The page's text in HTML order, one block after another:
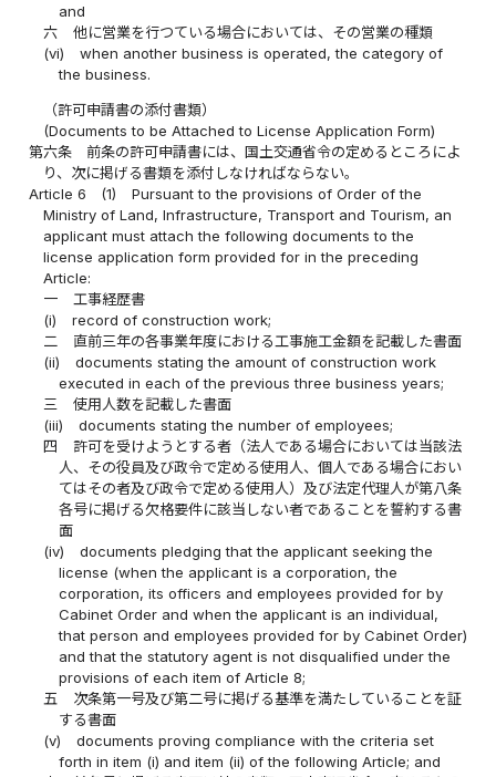
and
六
他に営業を行つている場合においては、その営業の種類
(vi)
when another business is operated, the category of
the business.
（許可申請書の添付書類）
(Documents to be Attached to License Application Form)
第六条
前条の許可申請書には、国土交通省令の定めるところによ
り、次に掲げる書類を添付しなければならない。
Article 6
(1)
Pursuant to the provisions of Order of the
Ministry of Land, Infrastructure, Transport and Tourism, an
applicant must attach the following documents to the
license application form provided for in the preceding
Article:
一
工事経歴書
(i)
record of construction work;
二
直前三年の各事業年度における工事施工金額を記載した書面
(ii)
documents stating the amount of construction work
executed in each of the previous three business years;
三
使用人数を記載した書面
(iii)
documents stating the number of employees;
四
許可を受けようとする者（法人である場合においては当該法
人、その役員及び政令で定める使用人、個人である場合におい
てはその者及び政令で定める使用人）及び法定代理人が第八条
各号に掲げる欠格要件に該当しない者であることを誓約する書
面
(iv)
documents pledging that the applicant seeking the
license (when the applicant is a corporation, the
corporation, its officers and employees provided for by
Cabinet Order and when the applicant is an individual,
that person and employees provided for by Cabinet Order)
and that the statutory agent is not disqualified under the
provisions of each item of Article 8;
五
次条第一号及び第二号に掲げる基準を満たしていることを証
する書面
(v)
documents proving compliance with the criteria set
forth in item (i) and item (ii) of the following Article; and